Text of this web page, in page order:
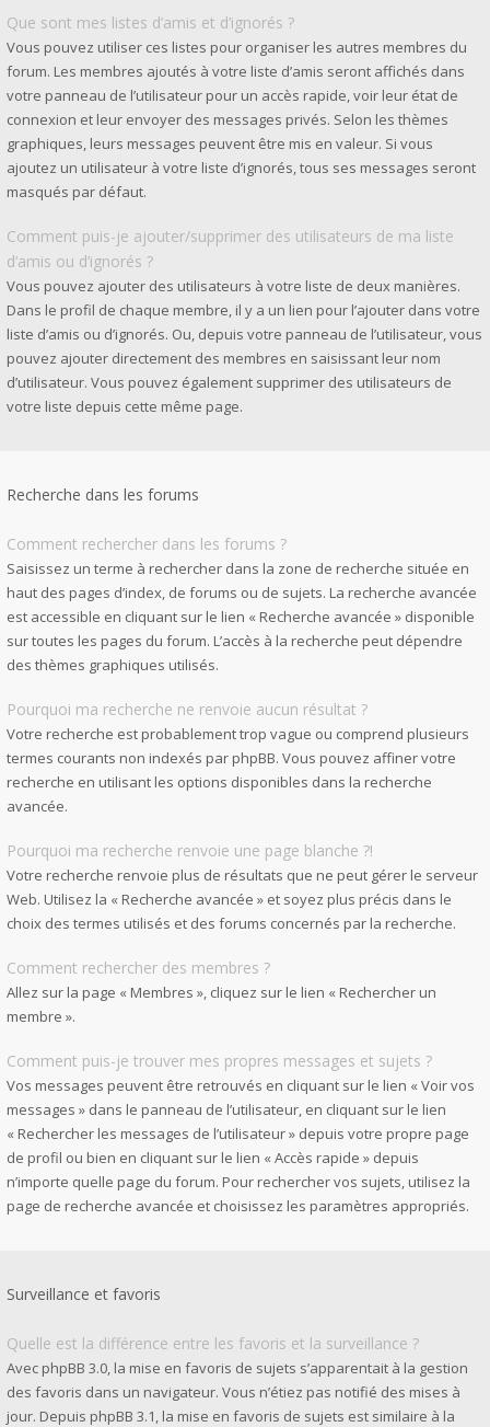
Que sont mes listes d’amis et d’ignorés ?
Vous pouvez utiliser ces listes pour organiser les autres membres du
forum. Les membres ajoutés à votre liste d’amis seront affichés dans
votre panneau de l’utilisateur pour un accès rapide, voir leur état de
connexion et leur envoyer des messages privés. Selon les thèmes
graphiques, leurs messages peuvent être mis en valeur. Si vous
ajoutez un utilisateur à votre liste d’ignorés, tous ses messages seront
masqués par défaut.
Comment puis-je ajouter/supprimer des utilisateurs de ma liste
d’amis ou d’ignorés ?
Vous pouvez ajouter des utilisateurs à votre liste de deux manières.
Dans le profil de chaque membre, il y a un lien pour l’ajouter dans votre
liste d’amis ou d’ignorés. Ou, depuis votre panneau de l’utilisateur, vous
pouvez ajouter directement des membres en saisissant leur nom
d’utilisateur. Vous pouvez également supprimer des utilisateurs de
votre liste depuis cette même page.
Recherche dans les forums
Comment rechercher dans les forums ?
Saisissez un terme à rechercher dans la zone de recherche située en
haut des pages d’index, de forums ou de sujets. La recherche avancée
est accessible en cliquant sur le lien « Recherche avancée » disponible
sur toutes les pages du forum. L’accès à la recherche peut dépendre
des thèmes graphiques utilisés.
Pourquoi ma recherche ne renvoie aucun résultat ?
Votre recherche est probablement trop vague ou comprend plusieurs
termes courants non indexés par phpBB. Vous pouvez affiner votre
recherche en utilisant les options disponibles dans la recherche
avancée.
Pourquoi ma recherche renvoie une page blanche ?!
Votre recherche renvoie plus de résultats que ne peut gérer le serveur
Web. Utilisez la « Recherche avancée » et soyez plus précis dans le
choix des termes utilisés et des forums concernés par la recherche.
Comment rechercher des membres ?
Allez sur la page « Membres », cliquez sur le lien « Rechercher un
membre ».
Comment puis-je trouver mes propres messages et sujets ?
Vos messages peuvent être retrouvés en cliquant sur le lien « Voir vos
messages » dans le panneau de l’utilisateur, en cliquant sur le lien
« Rechercher les messages de l’utilisateur » depuis votre propre page
de profil ou bien en cliquant sur le lien « Accès rapide » depuis
n’importe quelle page du forum. Pour rechercher vos sujets, utilisez la
page de recherche avancée et choisissez les paramètres appropriés.
Surveillance et favoris
Quelle est la différence entre les favoris et la surveillance ?
Avec phpBB 3.0, la mise en favoris de sujets s’apparentait à la gestion
des favoris dans un navigateur. Vous n’étiez pas notifié des mises à
jour. Depuis phpBB 3.1, la mise en favoris de sujets est similaire à la